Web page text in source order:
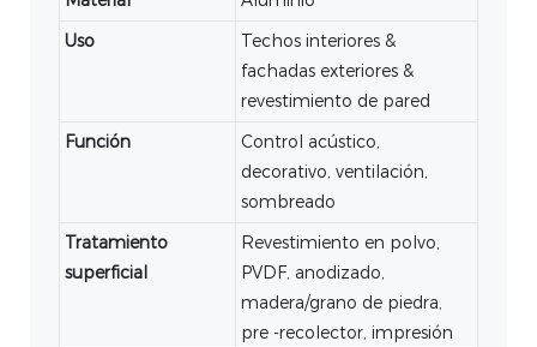
Uso
Techos interiores &
fachadas exteriores &
revestimiento de pared
Función
Control acústico,
decorativo, ventilación,
sombreado
Tratamiento
superficial
Revestimiento en polvo,
PVDF, anodizado,
madera/grano de piedra,
pre -recolector, impresión